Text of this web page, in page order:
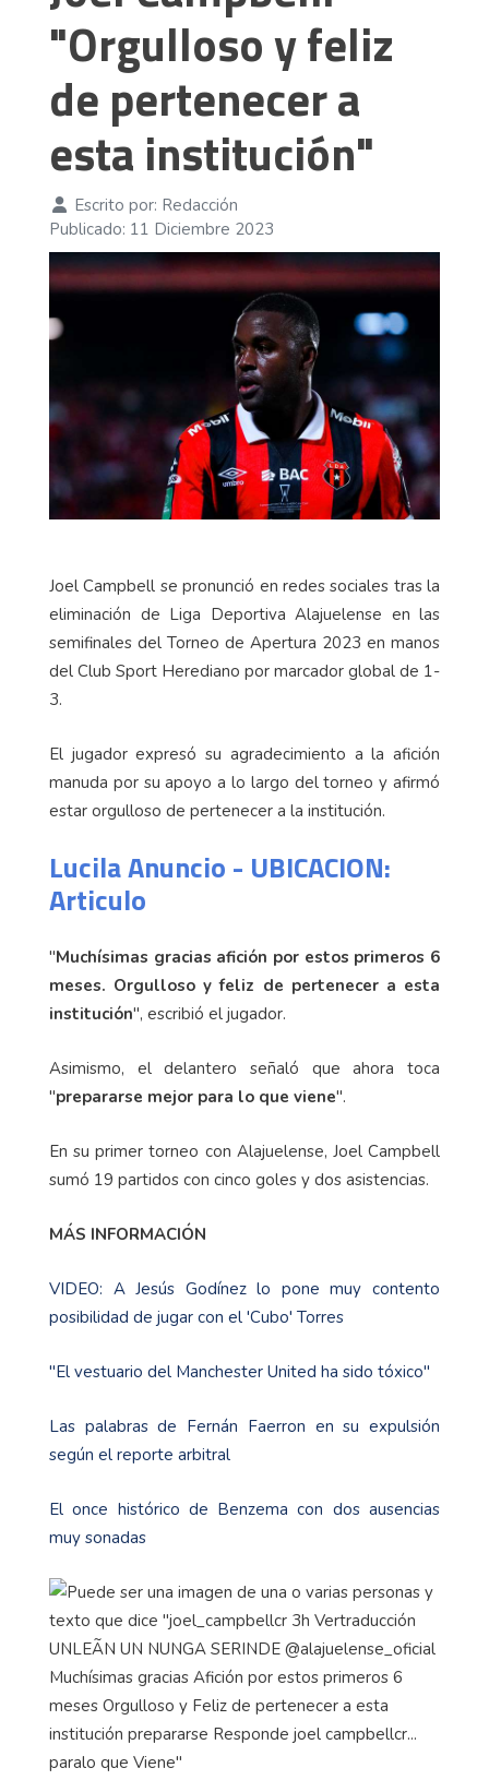
"Orgulloso y feliz
de pertenecer a
esta institución"
Escrito por: Redacción
Publicado: 11 Diciembre 2023
Joel Campbell se pronunció en redes sociales tras la
eliminación de Liga Deportiva Alajuelense en las
semifinales del Torneo de Apertura 2023 en manos
del Club Sport Herediano por marcador global de 1-
3.
El jugador expresó su agradecimiento a la afición
manuda por su apoyo a lo largo del torneo y afirmó
estar orgulloso de pertenecer a la institución.
Lucila Anuncio - UBICACION:
Articulo
"Muchísimas gracias afición por estos primeros 6
meses. Orgulloso y feliz de pertenecer a esta
institución", escribió el jugador.
Asimismo, el delantero señaló que ahora toca
"prepararse mejor para lo que viene".
En su primer torneo con Alajuelense, Joel Campbell
sumó 19 partidos con cinco goles y dos asistencias.
MÁS INFORMACIÓN
VIDEO: A Jesús Godínez lo pone muy contento
posibilidad de jugar con el 'Cubo' Torres
"El vestuario del Manchester United ha sido tóxico"
Las palabras de Fernán Faerron en su expulsión
según el reporte arbitral
El once histórico de Benzema con dos ausencias
muy sonadas